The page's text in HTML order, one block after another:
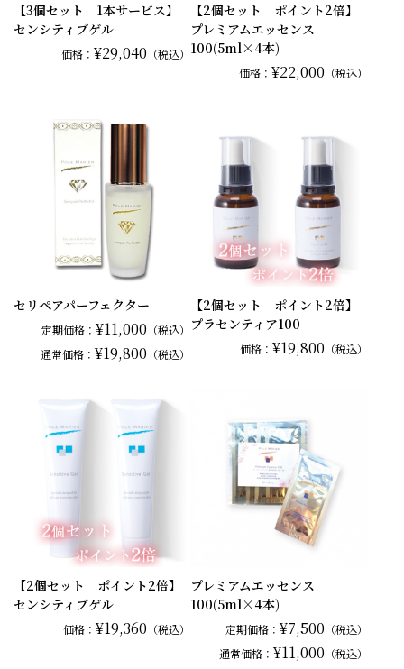
【3個セット 1本サービス】
センシティブゲル
価格：¥29,040 （税込）
【2個セット ポイント2倍】
プレミアムエッセンス
100(5ml×4本)
価格： ¥22,000 （税込）
セリペアパーフェクター
定期価格：¥11,000 （税込）
通常価格：¥19,800 （税込）
【2個セット ポイント2倍】
プラセンティア100
価格： ¥19,800 （税込）
【2個セット ポイント2倍】
センシティブゲル
価格：¥19,360 （税込）
プレミアムエッセンス
100(5ml×4本)
定期価格： ¥7,500 （税込）
通常価格： ¥11,000 （税込）